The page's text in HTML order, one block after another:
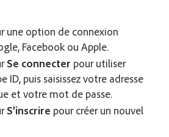
une option de connexion
Facebook ou Apple.
Se connecter pour utiliser
ID, puis saisissez votre adresse
et votre mot de passe.
S’inscrire pour créer un nouvel